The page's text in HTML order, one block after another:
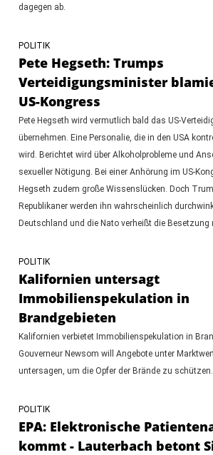
dagegen ab.
POLITIK
Pete Hegseth: Trumps
Verteidigungsminister
US-Kongress
Pete Hegseth wird vermutlich bald das US-
übernehmen. Eine Personalie, die in den USA
wird. Berichtet wird über Alkoholprobleme und
sexueller Nötigung. Bei einer Anhörung im US-
Hegseth zudem große Wissenslücken. Doch
Republikaner werden ihn wahrscheinlich
Deutschland und die Nato verheißt die Besetzung
POLITIK
Kalifornien untersagt
Immobilienspekulation in
Brandgebieten
Kalifornien verbietet Immobilienspekulation in
Gouverneur Newsom will Angebote unter
untersagen, um die Opfer der Brände zu schützen.
POLITIK
EPA: Elektronische
kommt - Lauterbach betont